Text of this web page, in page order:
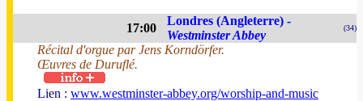
17:00
Londres (Angleterre) -
Westminster Abbey
(34)
Récital d'orgue par Jens Korndörfer.
Œuvres de Duruflé.
Lien : www.westminster-abbey.org/worship-and-music